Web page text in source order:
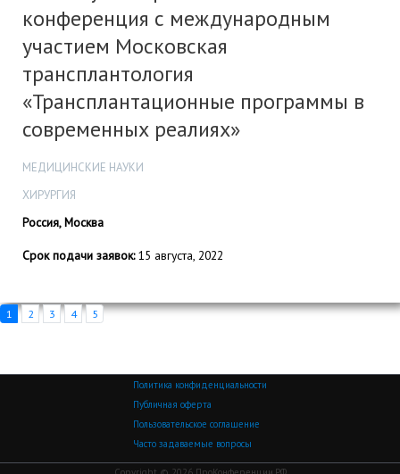
конференция с международным
участием Московская
трансплантология
«Трансплантационные программы в
современных реалиях»
МЕДИЦИНСКИЕ НАУКИ
ХИРУРГИЯ
Россия, Москва
Срок подачи заявок:15 августа, 2022
1 2 3 4 5
Политика конфиденциальности
Публичная оферта
Пользовательское соглашение
Часто задаваемые вопросы